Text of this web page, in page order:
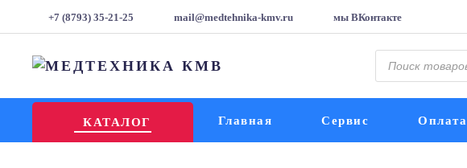
+7 (8793) 35-21-25 mail@medtehnika-kmv.ru мы ВКонтакте
Поиск
товаров
КАТАЛОГ Главная Сервис Оплата